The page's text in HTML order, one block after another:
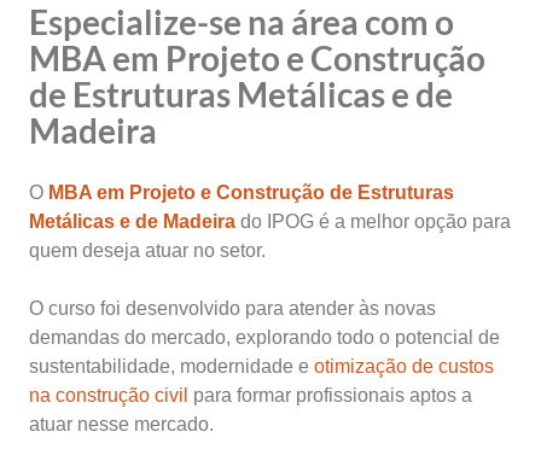
Especialize-se na área com o
MBA em Projeto e Construção
de Estruturas Metálicas e de
Madeira
O MBA em Projeto e Construção de Estruturas
Metálicas e de Madeira do IPOG é a melhor opção para
quem deseja atuar no setor.
O curso foi desenvolvido para atender às novas
demandas do mercado, explorando todo o potencial de
sustentabilidade, modernidade e otimização de custos
na construção civil para formar profissionais aptos a
atuar nesse mercado.